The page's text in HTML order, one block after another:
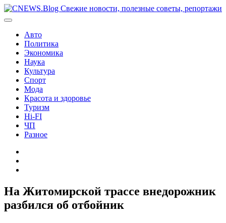
Перейти
к
Авто
Политика
Экономика
Наука
Культура
Спорт
Мода
Красота и здоровье
Туризм
Hi-FI
ЧП
Разное
На Житомирской трассе внедорожник
разбился об отбойник